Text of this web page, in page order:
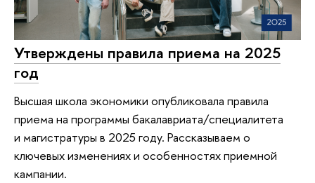
Утверждены правила приема на 2025
год
Высшая школа экономики опубликовала правила
приема на программы бакалавриата/специалитета
и магистратуры в 2025 году. Рассказываем о
ключевых изменениях и особенностях приемной
кампании.